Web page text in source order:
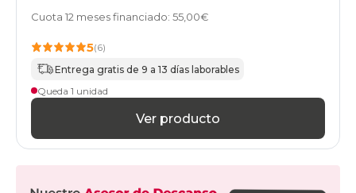
Cuota 12 meses financiado: 55,00€
5(6)
Entrega gratis de 9 a 13 días laborables
Queda 1 unidad
Ver producto